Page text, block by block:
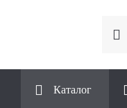
Каталог